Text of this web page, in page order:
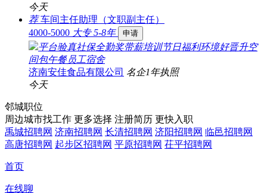
今天
荐 车间主任助理（文职副主任）
4000-5000 大专 5-8年 申请
平台验真社保全勤奖带薪培训节日福利环境好晋升空
间包午餐员工宿舍
济南安佳食品有限公司 名企1年执照
今天
邻城职位
周边城市找工作 更多选择 注册简历 更快入职
禹城招聘网 济南招聘网 长清招聘网 济阳招聘网 临邑招聘网
高唐招聘网 起步区招聘网 平原招聘网 茌平招聘网
首页
在线聊